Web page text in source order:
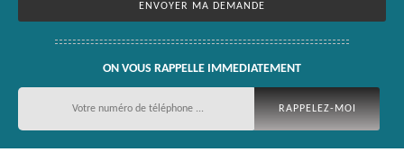
ON VOUS RAPPELLE IMMEDIATEMENT